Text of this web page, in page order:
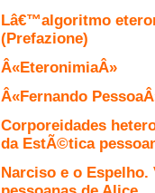
Lâ€™algoritmo
(Prefazione)
Â«EteronimiaÂ»
Â«Fernando
Corporeidades
da EstÃ©tica
Narciso e o